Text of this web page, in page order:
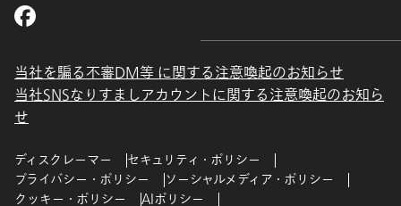
当社を騙る不審DM等 に関する注意喚起のお知らせ
当社SNSなりすましアカウントに関する注意喚起のお知ら
せ
ディスクレーマー
セキュリティ・ポリシー
プライバシー・ポリシー
ソーシャルメディア・ポリシー
クッキー・ポリシー
AIポリシー